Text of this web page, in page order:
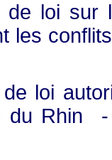
loi sur
les
loi
du